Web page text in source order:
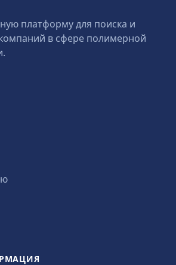
платформу для поиска и
в сфере полимерной